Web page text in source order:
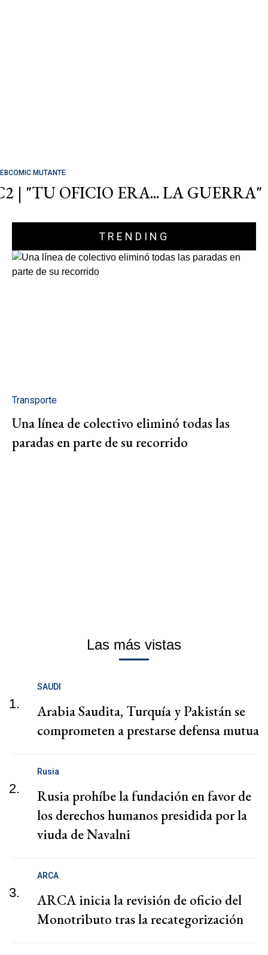
MUTANTE
| "TU OFICIO ERA... LA GUERRA"
TRENDING
Transporte
Una línea de colectivo eliminó todas las
paradas en parte de su recorrido
Las más vistas
1.
SAUDI
Arabia Saudita, Turquía y Pakistán se
comprometen a prestarse defensa mutua
2.
Rusia
Rusia prohíbe la fundación en favor de
los derechos humanos presidida por la
viuda de Navalni
3.
ARCA
ARCA inicia la revisión de oficio del
Monotributo tras la recategorización